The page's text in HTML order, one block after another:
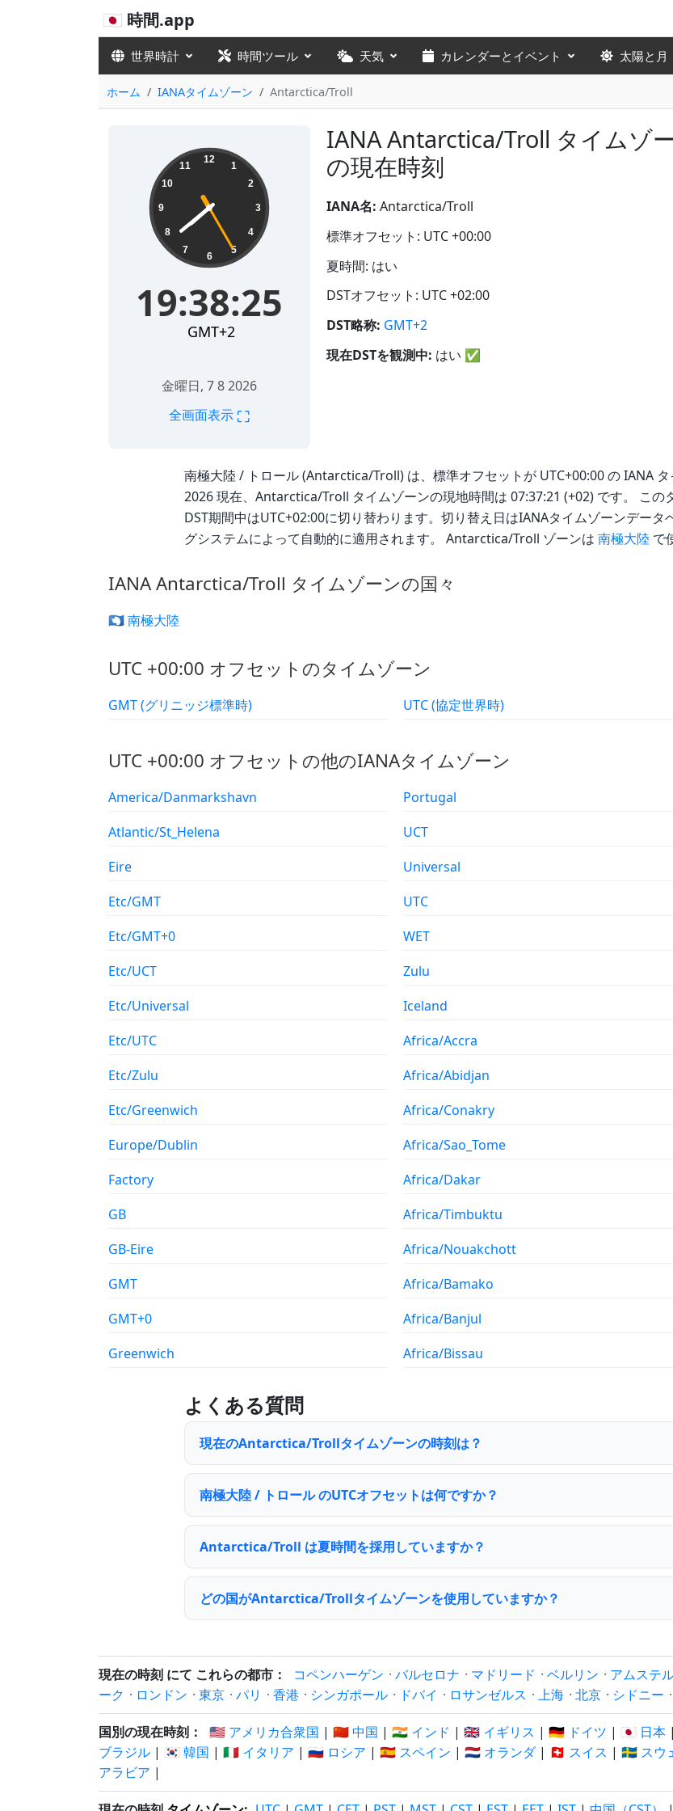
🇯🇵 時間.app
世界時計 時間ツール 天気 カレンダーとイベント 太陽と月
ホーム IANAタイムゾーン Antarctica/Troll
IANA Antarctica/Troll タイムゾ
の現在時刻
19:38:26 12
1
2
3
4
5
6
7
8
9
10
11
19:38:26
GMT+2
金曜日, 7 8 2026
全画面表示 ⛶
IANA名: Antarctica/Troll
標準オフセット: UTC +00:00
夏時間: はい
DSTオフセット: UTC +02:00
DST略称: GMT+2
現在DSTを観測中: はい ✅
南極大陸 / トロール (Antarctica/Troll) は、標準オフセットが UTC+00:00 の IANA
2026 現在、Antarctica/Troll タイムゾーンの現地時間は 07:37:21 (+02) です。 この
DST期間中はUTC+02:00に切り替わります。切り替え日はIANAタイムゾーンデー
グシステムによって自動的に適用されます。 Antarctica/Troll ゾーンは 南極大陸 で
IANA Antarctica/Troll タイムゾーンの国々
🇦🇶 南極大陸
UTC +00:00 オフセットのタイムゾーン
GMT (グリニッジ標準時) UTC (協定世界時)
UTC +00:00 オフセットの他のIANAタイムゾーン
America/Danmarkshavn
Atlantic/St_Helena
Eire
Etc/GMT
Etc/GMT+0
Etc/UCT
Etc/Universal
Etc/UTC
Etc/Zulu
Etc/Greenwich
Europe/Dublin
Factory
GB
GB-Eire
GMT
GMT+0
Greenwich
Portugal
UCT
Universal
UTC
WET
Zulu
Iceland
Africa/Accra
Africa/Abidjan
Africa/Conakry
Africa/Sao_Tome
Africa/Dakar
Africa/Timbuktu
Africa/Nouakchott
Africa/Bamako
Africa/Banjul
Africa/Bissau
よくある質問
現在のAntarctica/Trollタイムゾーンの時刻は？
南極大陸 / トロール のUTCオフセットは何ですか？
Antarctica/Troll は夏時間を採用していますか？
どの国がAntarctica/Trollタイムゾーンを使用していますか？
現在の時刻 にて これらの都市： コペンハーゲン · バルセロナ · マドリード · ベルリン · アムステ
ーク · ロンドン · 東京 · パリ · 香港 · シンガポール · ドバイ · ロサンゼルス · 上海 · 北京 · シドニー ·
国別の現在時刻： 🇺🇸 アメリカ合衆国 | 🇨🇳 中国 | 🇮🇳 インド | 🇬🇧 イギリス | 🇩🇪 ドイツ | 🇯🇵 日本 |
ブラジル | 🇰🇷 韓国 | 🇮🇹 イタリア | 🇷🇺 ロシア | 🇪🇸 スペイン | 🇳🇱 オランダ| 🇨🇭 スイス | 🇸🇪 スウ
アラビア |